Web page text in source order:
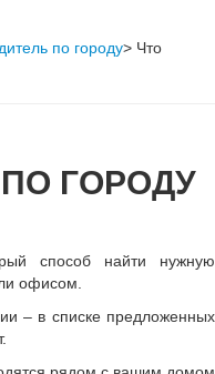
по городу> Что
ГОРОДУ
способ найти нужную
офисом.
– в списке предложенных